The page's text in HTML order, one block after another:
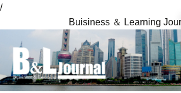
/
Buisiness ＆ Learning